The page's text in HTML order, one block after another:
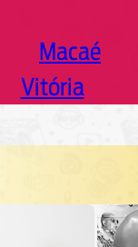
Macaé
Vitória